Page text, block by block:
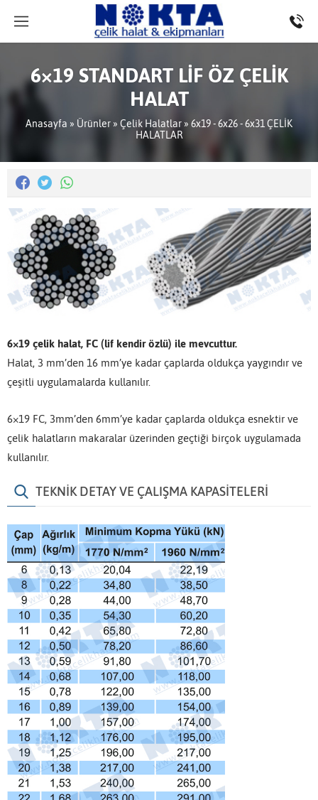
6×19 STANDART LİF ÖZ ÇELİK
HALAT
Anasayfa » Ürünler » Çelik Halatlar » 6x19 - 6x26 - 6x31 ÇELİK
HALATLAR
6×19 çelik halat, FC (lif kendir özlü) ile mevcuttur.
Halat, 3 mm’den 16 mm’ye kadar çaplarda oldukça yaygındır ve
çeşitli uygulamalarda kullanılır.
6×19 FC, 3mm’den 6mm’ye kadar çaplarda oldukça esnektir ve
çelik halatların makaralar üzerinden geçtiği birçok uygulamada
kullanılır.
TEKNİK DETAY VE ÇALIŞMA KAPASİTELERİ